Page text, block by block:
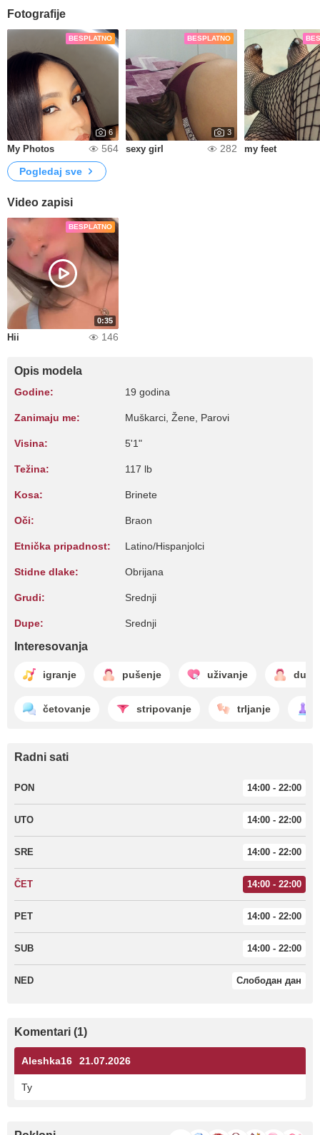
Fotografije
BESPLATNO
6
My Photos 564
BESPLATNO
3
sexy girl 282 my feet
Pogledaj sve
Video zapisi
BESPLATNO
0:35
Hii 146
Opis modela
Godine: 19 godina
Zanimaju me: Muškarci, Žene, Parovi
Visina: 5'1"
Težina: 117 lb
Kosa: Brinete
Oči: Braon
Etnička pripadnost: Latino/Hispanjolci
Stidne dlake: Obrijana
Grudi: Srednji
Dupe: Srednji
Interesovanja
igranje pušenje uživanje
četovanje stripovanje trljanje
Radni sati
PON 14:00 - 22:00
UTO 14:00 - 22:00
SRE 14:00 - 22:00
ČET 14:00 - 22:00
PET 14:00 - 22:00
SUB 14:00 - 22:00
NED Слободан дан
Komentari (1)
Aleshka16 21.07.2026
Ty